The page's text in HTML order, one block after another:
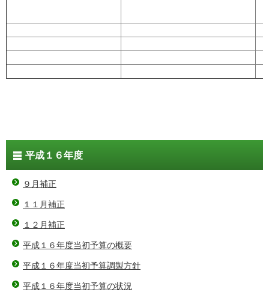
平成１６年度
９月補正
１１月補正
１２月補正
平成１６年度当初予算の概要
平成１６年度当初予算調製方針
平成１６年度当初予算の状況